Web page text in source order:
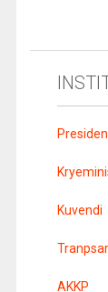
Kuvendi
AKKP